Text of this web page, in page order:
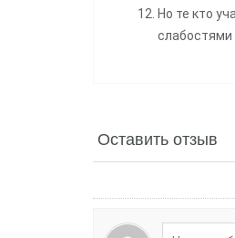
Но те кто
слабостями
Оставить отзыв